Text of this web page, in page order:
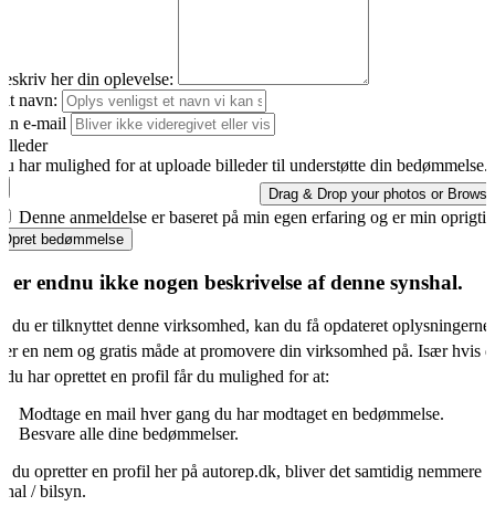
her din oplevelse:
navn:
e-mail
har mulighed for at uploade billeder til understøtte din bedømmelse.
Drag & Drop your photos or Browse
Denne anmeldelse er baseret på min egen erfaring og er min
Opret bedømmelse
er endnu ikke nogen beskrivelse af denne synshal.
du er tilknyttet denne virksomhed, kan du få opdateret oplysningerne.
er en nem og gratis måde at promovere din virksomhed på. Især hvis
du har oprettet en profil får du mulighed for at:
Modtage en mail hver gang du har modtaget en bedømmelse.
Besvare alle dine bedømmelser.
du opretter en profil her på autorep.dk, bliver det samtidig nemmere
/ bilsyn.